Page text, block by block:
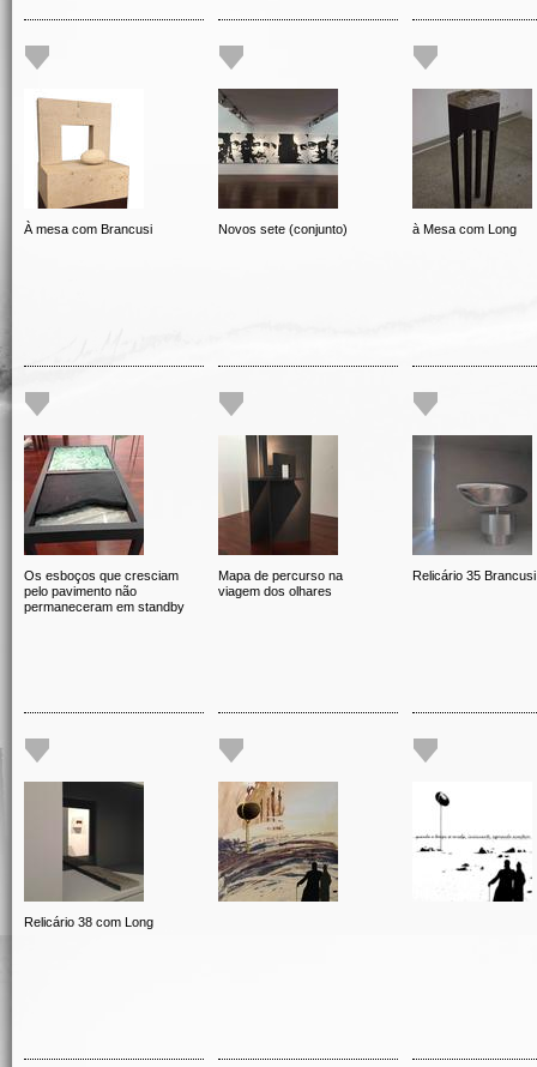
À mesa com Brancusi Novos sete (conjunto) à Mesa com Long
Os esboços que cresciam
pelo pavimento não
permaneceram em standby
Mapa de percurso na
viagem dos olhares
Relicário 35 Brancusi
Relicário 38 com Long